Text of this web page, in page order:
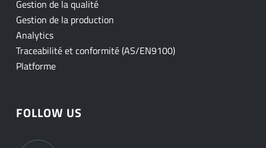
Gestion de la qualité
Gestion de la production
Analytics
Traceabilité et conformité (AS/EN9100)
Platforme
FOLLOW US